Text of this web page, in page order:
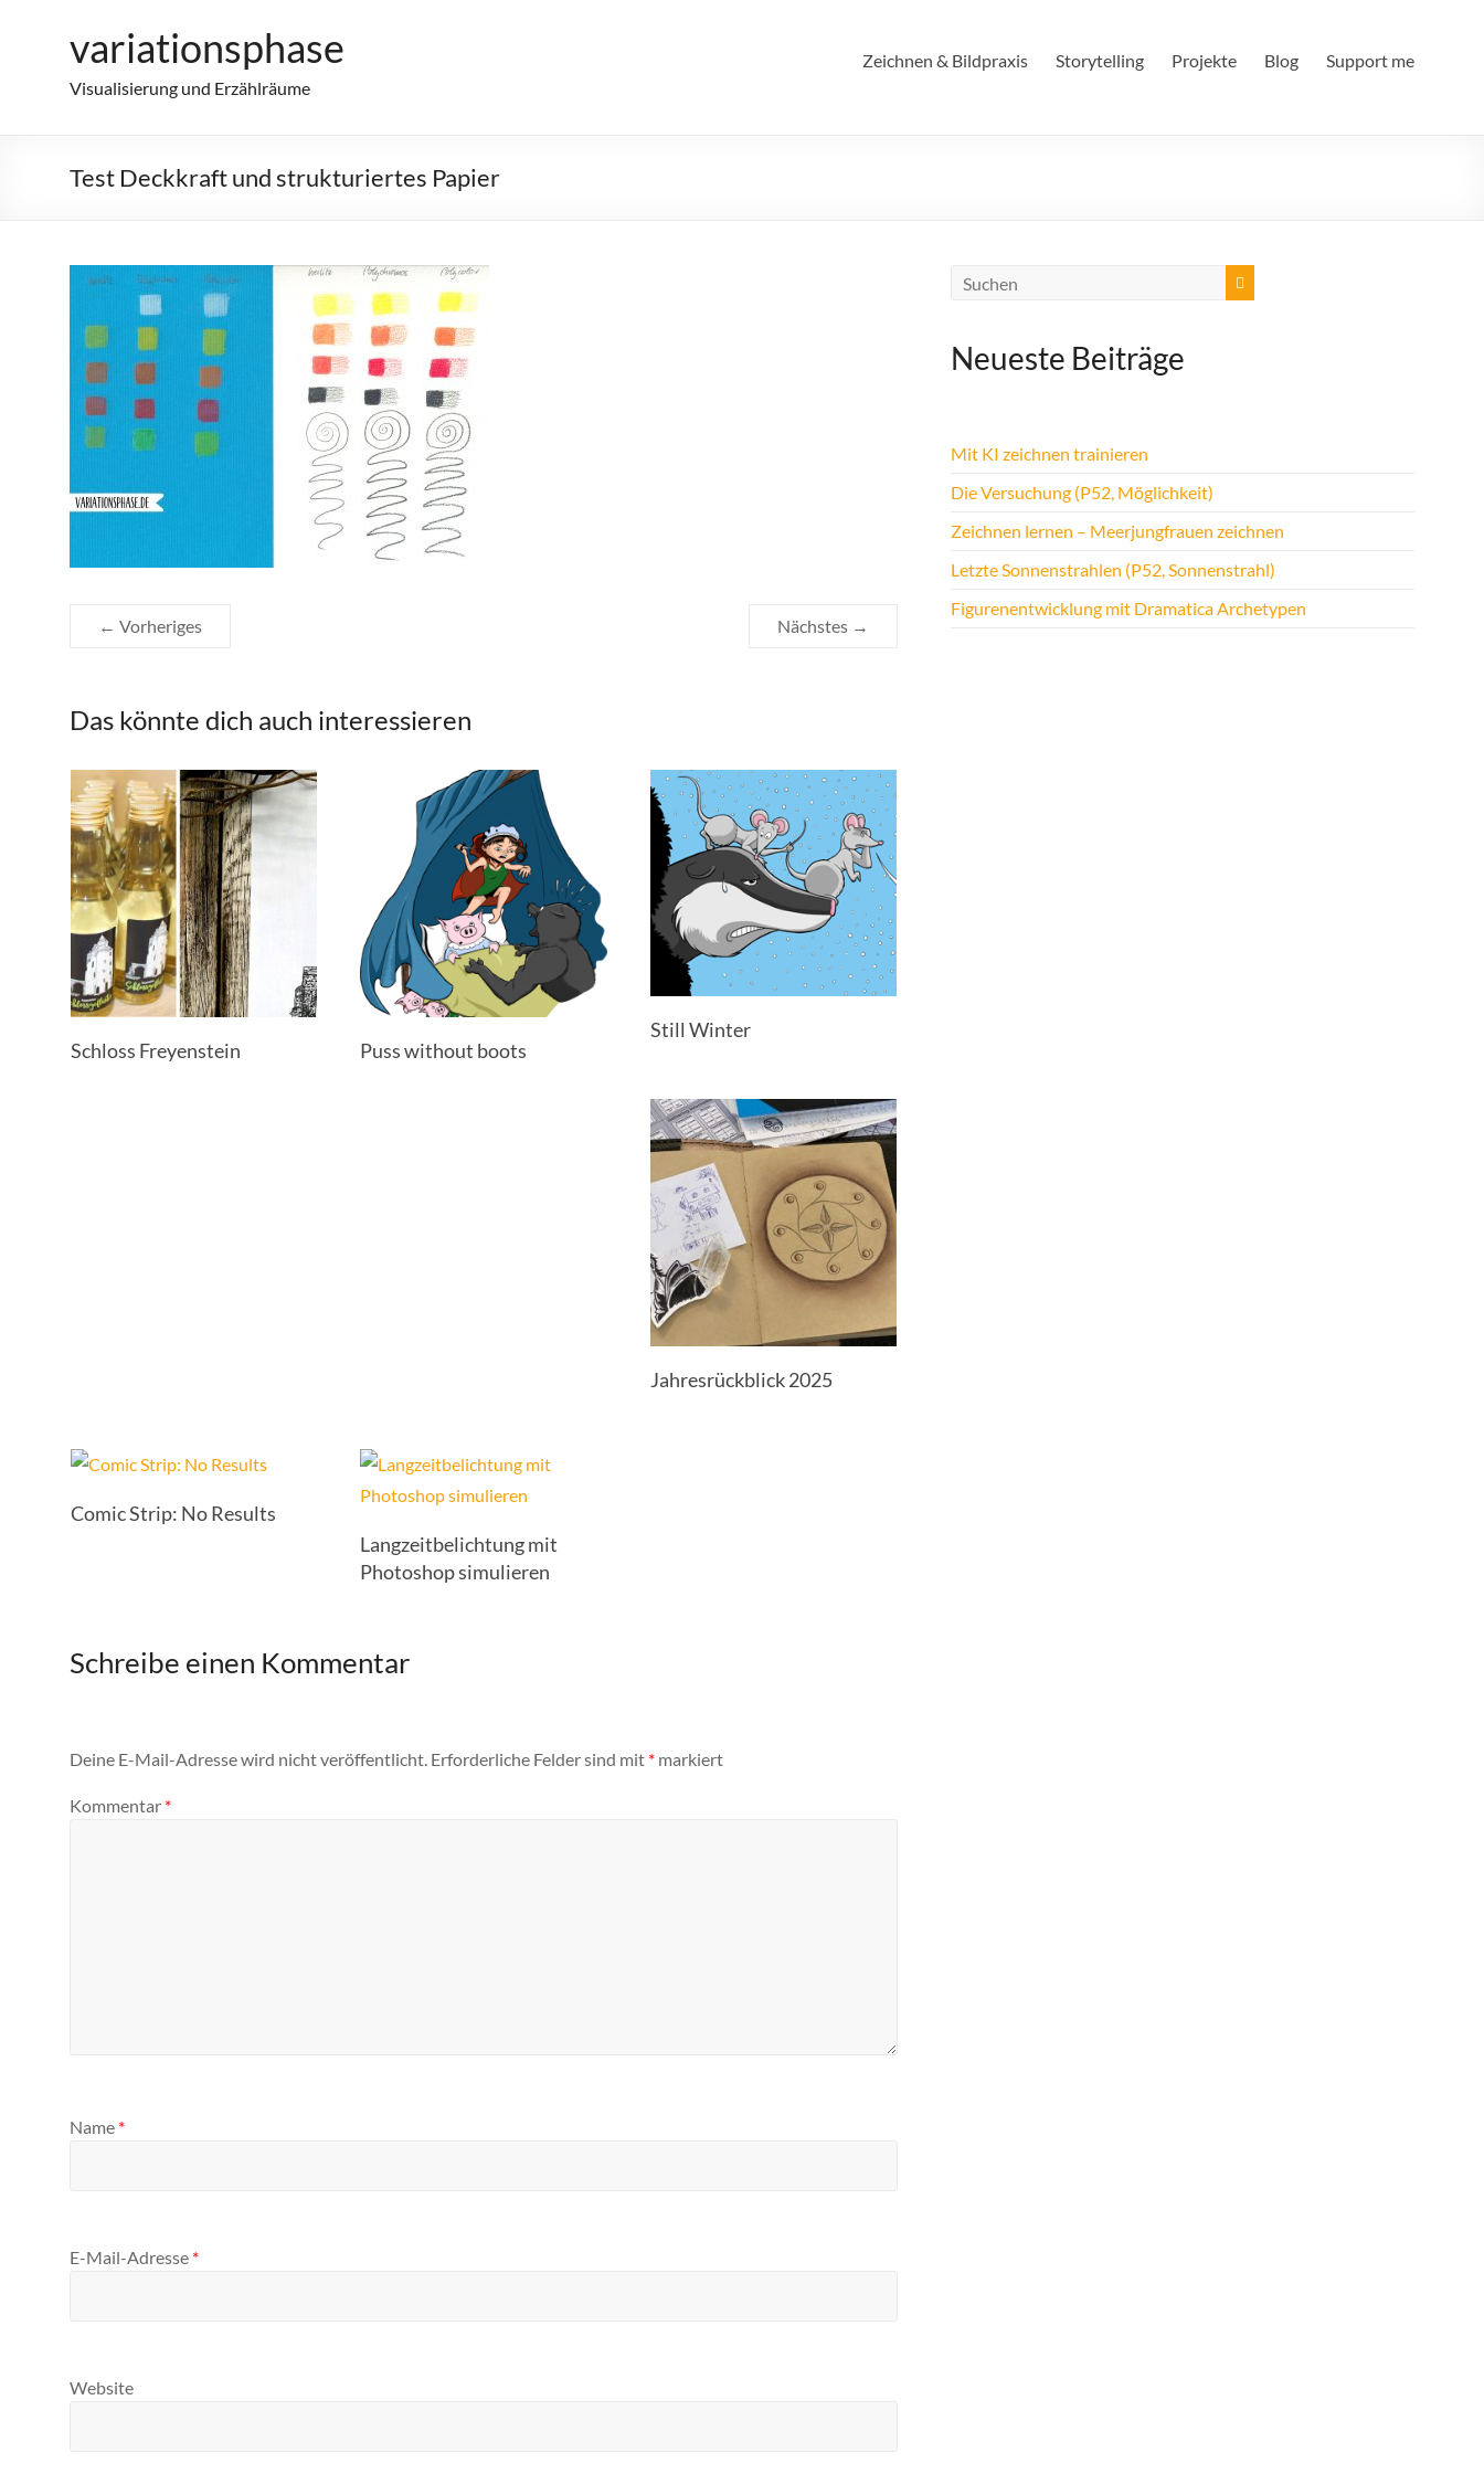
variationsphase
Visualisierung und Erzählräume
Zeichnen & Bildpraxis Storytelling Projekte Blog Support me
Test Deckkraft und strukturiertes Papier
← Vorheriges Nächstes →
Das könnte dich auch interessieren
Schloss Freyenstein Puss without boots
Still Winter
Jahresrückblick 2025
Comic Strip: No Results
Langzeitbelichtung mit
Photoshop simulieren
Schreibe einen Kommentar
Deine E-Mail-Adresse wird nicht veröffentlicht. Erforderliche Felder sind mit * markiert
Kommentar *
Name *
E-Mail-Adresse *
Website
Neueste Beiträge
Mit KI zeichnen trainieren
Die Versuchung (P52, Möglichkeit)
Zeichnen lernen – Meerjungfrauen zeichnen
Letzte Sonnenstrahlen (P52, Sonnenstrahl)
Figurenentwicklung mit Dramatica Archetypen